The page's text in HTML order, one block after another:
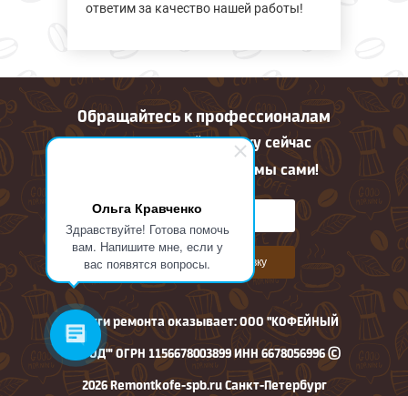
Ольга Кравченко
Здравствуйте! Готова помочь
вам. Напишите мне, если у
вас появятся вопросы.
ответим за качество нашей работы!
Обращайтесь к профессионалам
Оставьте онлайн заявку сейчас
Все остальное сделаем мы сами!
Оставить онлайн заявку
Услуги ремонта оказывает: ООО "КОФЕЙНЫЙ
ГОРОД"' ОГРН 1156678003899 ИНН 6678056996 ©
2026 Remontkofe-spb.ru Санкт-Петербург